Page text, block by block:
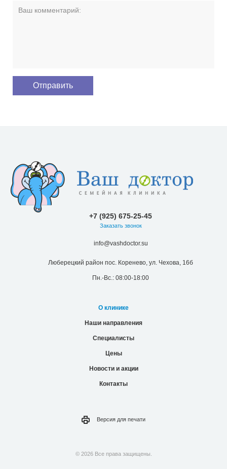
+7 (925) 675-25-45
Заказать звонок
info@vashdoctor.su
Люберецкий район пос. Коренево, ул. Чехова, 16б
Пн.-Вс.: 08:00-18:00
О клинике
Наши направления
Специалисты
Цены
Новости и акции
Контакты
Версия для печати
© 2026 Все права защищены.